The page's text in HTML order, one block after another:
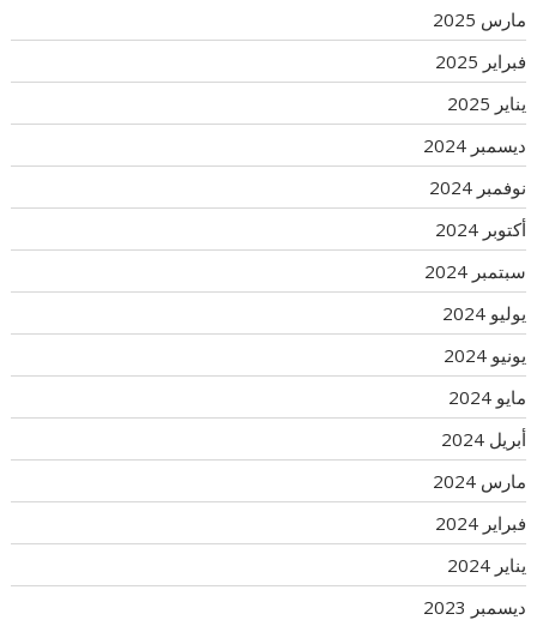
مارس 2025
فبراير 2025
يناير 2025
ديسمبر 2024
نوفمبر 2024
أكتوبر 2024
سبتمبر 2024
يوليو 2024
يونيو 2024
مايو 2024
أبريل 2024
مارس 2024
فبراير 2024
يناير 2024
ديسمبر 2023